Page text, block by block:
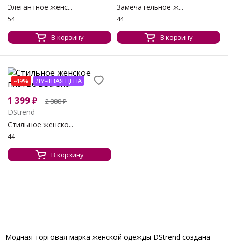
Элегантное женс...
54
В корзину
Замечательное ж...
44
В корзину
-49% ЛУЧШАЯ ЦЕНА
1 399₽ 2 888₽
DStrend
Стильное женско...
44
В корзину
Модная торговая марка женской одежды DStrend создана